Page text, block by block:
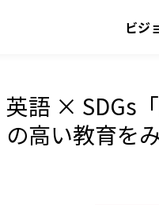
ビジ
英語 × SDGs
の高い教育を